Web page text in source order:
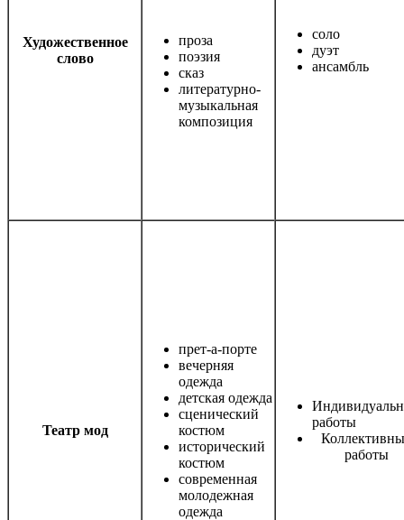
Художественное
слово
проза
поэзия
сказ
литературно-
музыкальная
композиция
соло
дуэт
ансамбль
Театр мод
прет-а-порте
вечерняя
одежда
детская одежда
сценический
костюм
исторический
костюм
современная
молодежная
одежда
работы
работы